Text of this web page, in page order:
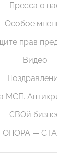
Пресса о
Особое
прав
Видео
МСП.
СВОй
ОПОРА —